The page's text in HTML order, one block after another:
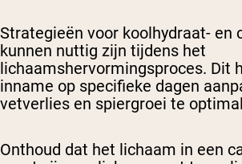
Strategieën voor koolhydraat- en
kunnen nuttig zijn tijdens het
lichaamshervormingsproces. Dit
inname op specifieke dagen
vetverlies en spiergroei te
Onthoud dat het lichaam in een